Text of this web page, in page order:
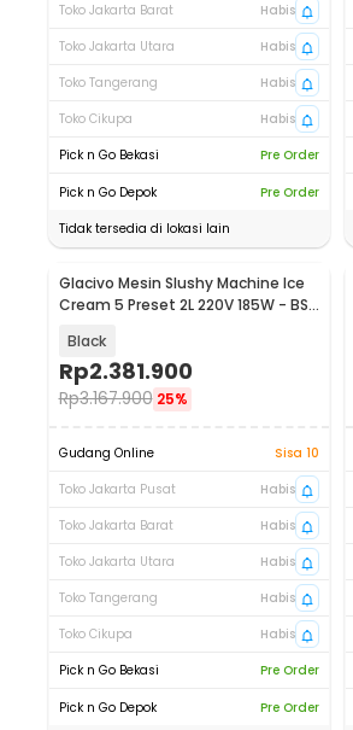
Toko Jakarta Barat
Habis
Toko Jakarta Utara
Habis
Toko Tangerang
Habis
Toko Cikupa
Habis
Pick n Go Bekasi
Pre Order
Pick n Go Depok
Pre Order
Tidak tersedia di lokasi lain
Baru
Glacivo Mesin Slushy Machine Ice
Cream 5 Preset 2L 220V 185W - BS-
Black
Rp2.381.900
Rp3.167.900 25%
Gudang Online
Sisa 10
Toko Jakarta Pusat
Habis
Toko Jakarta Barat
Habis
Toko Jakarta Utara
Habis
Toko Tangerang
Habis
Toko Cikupa
Habis
Pick n Go Bekasi
Pre Order
Pick n Go Depok Pre Order